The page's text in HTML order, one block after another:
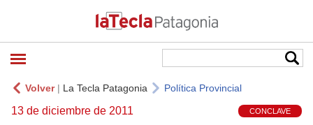
Volver| La Tecla Patagonia Política Provincial
13 de diciembre de 2011 CONCLAVE